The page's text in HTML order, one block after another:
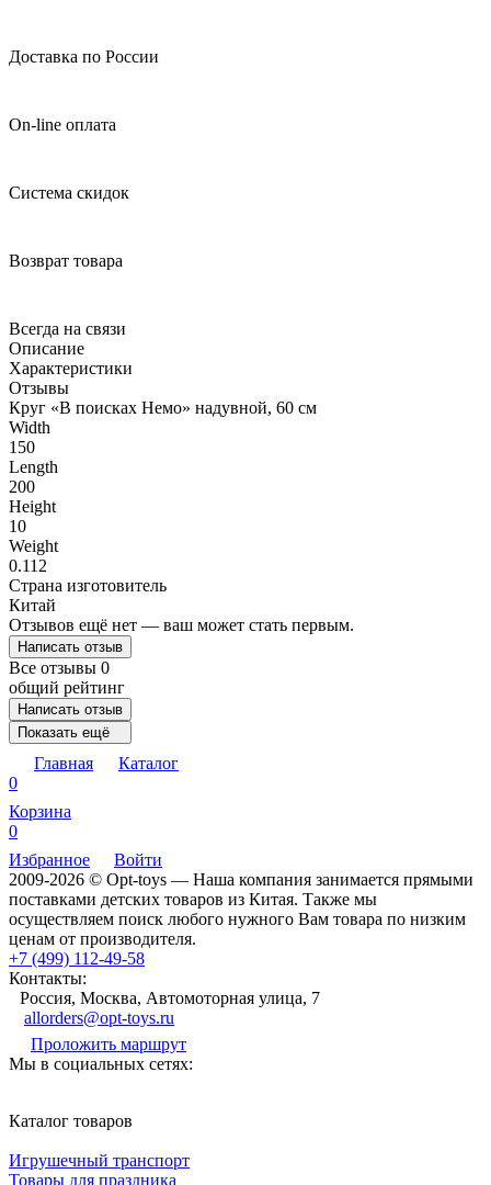
Доставка по России
On-line оплата
Система скидок
Возврат товара
Всегда на связи
Описание
Характеристики
Отзывы
Круг «В поисках Немо» надувной, 60 см
Width
150
Length
200
Height
10
Weight
0.112
Страна изготовитель
Китай
Отзывов ещё нет — ваш может стать первым.
Написать отзыв
Все отзывы 0
общий рейтинг
Написать отзыв
Показать ещё
Главная
Каталог
0
Корзина
0
Избранное
Войти
2009-2026 © Opt-toys — Наша компания занимается прямыми
поставками детских товаров из Китая. Также мы
осуществляем поиск любого нужного Вам товара по низким
ценам от производителя.
+7 (499) 112-49-58
Контакты:
Россия, Москва, Автомоторная улица, 7
allorders@opt-toys.ru
Проложить маршрут
Мы в социальных сетях:
Каталог товаров
Игрушечный транспорт
Товары для праздника